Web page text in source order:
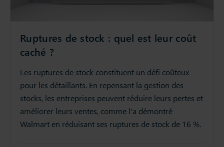
Ruptures de stock : quel est leur coût
caché ?
Les ruptures de stock constituent un défi coûteux
pour les détaillants. En repensant la gestion des
stocks, les entreprises peuvent réduire leurs pertes et
améliorer leurs ventes, comme l'a démontré
Walmart en réduisant ses ruptures de stock de 16 %.